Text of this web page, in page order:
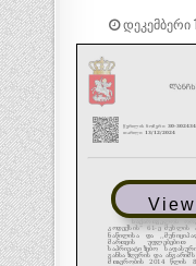
ᲓᲔᲙᲔᲛᲑᲔᲠᲘ